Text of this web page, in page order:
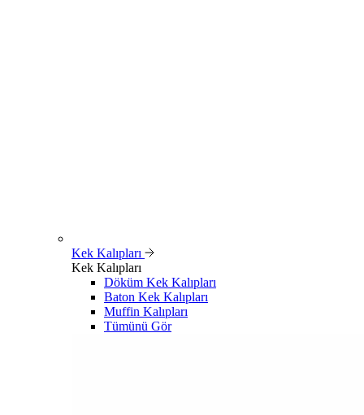
Kek Kalıpları
Kek Kalıpları
Döküm Kek Kalıpları
Baton Kek Kalıpları
Muffin Kalıpları
Tümünü Gör